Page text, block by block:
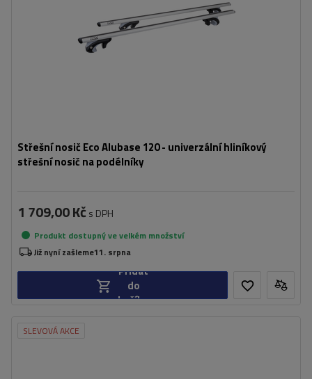
Střešní nosič Eco Alubase 120 - univerzální hliníkový
střešní nosič na podélníky
1 709,00 Kč s DPH
Produkt dostupný ve velkém množství
Již nyní zašleme11. srpna
Přidat
do
košíku
SLEVOVÁ AKCE